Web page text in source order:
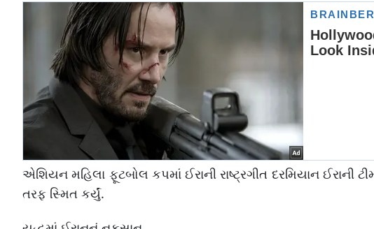
એશિયન મહિલા ફૂટબોલ કપમાં ઈરાની રાષ્ટ્રગીત દરમિયાન
તરફ સ્મિત કર્યું.